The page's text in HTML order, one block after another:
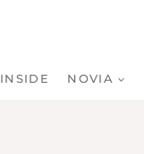
INSIDE NOVIA